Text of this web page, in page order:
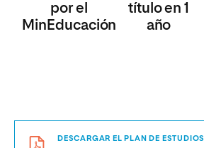
por el
MinEducación
título en 1
año
DESCARGAR EL PLAN DE ESTUDIOS